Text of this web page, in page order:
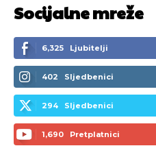
Socijalne mreže
6,325 Ljubitelji
402 Sljedbenici
294 Sljedbenici
1,690 Pretplatnici